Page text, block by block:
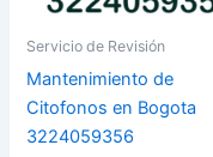
Servicio de Revisión
Mantenimiento de
Citofonos en Bogota
3224059356